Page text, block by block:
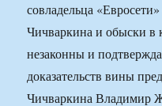
совладельца
Чичваркина и обыски в
незаконны и
доказательств вины
Чичваркина Владимир